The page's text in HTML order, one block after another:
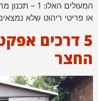
המעולים
או פריטי ריהוט שלא
5 דרכים
החצר